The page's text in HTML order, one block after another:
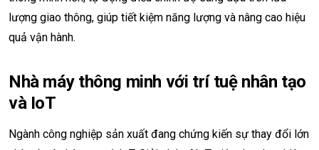
lượng giao thông, giúp tiết kiệm năng lượng và nâng cao hiệu
quả vận hành.
Nhà máy thông minh với trí tuệ nhân tạo
và IoT
Ngành công nghiệp sản xuất đang chứng kiến sự thay đổi lớn